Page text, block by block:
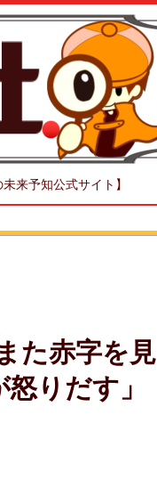
来予知公式サイト】
た赤字を見
りだす」